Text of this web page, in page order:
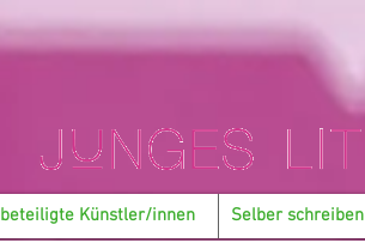
beteiligte Künstler/innen Selber schreiben